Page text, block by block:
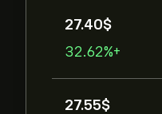
27.40‎$‎
+32.62%
27.55‎$‎